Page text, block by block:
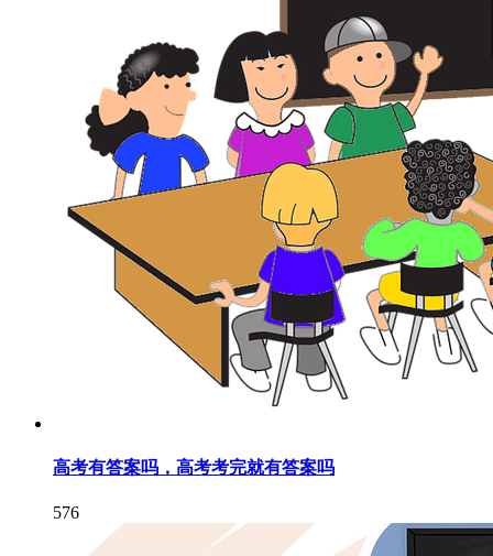
高考有答案吗，高考考完就有答案吗
576